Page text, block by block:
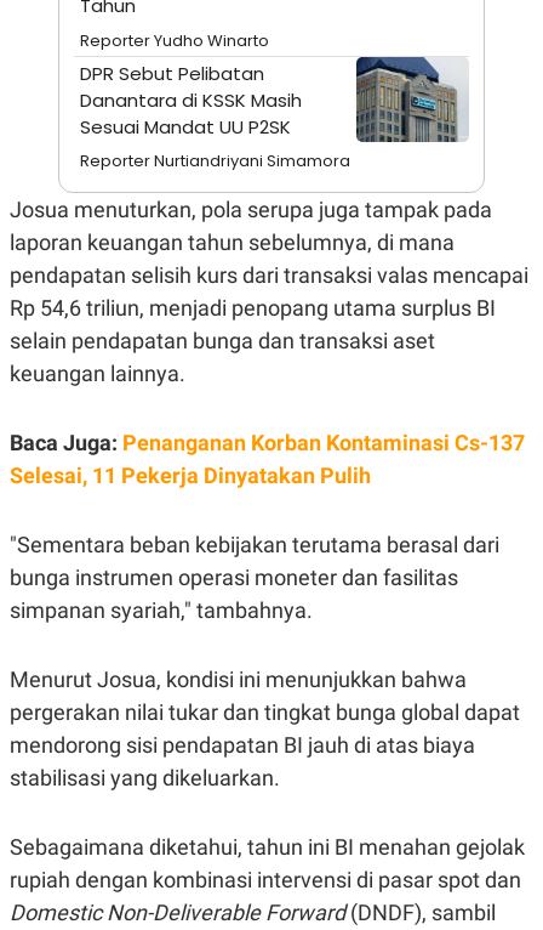
I
A
N
L
S
T
A
R
I
KANAL
S
A
T
D
A
G
E
S
O
N
T
A
I
P
S
U
JARINGAN
Tahun
Reporter Yudho Winarto
DPR Sebut Pelibatan
Danantara di KSSK Masih
Sesuai Mandat UU P2SK
Reporter Nurtiandriyani Simamora
Josua menuturkan, pola serupa juga tampak pada
laporan keuangan tahun sebelumnya, di mana
pendapatan selisih kurs dari transaksi valas mencapai
Rp 54,6 triliun, menjadi penopang utama surplus BI
selain pendapatan bunga dan transaksi aset
keuangan lainnya.
Baca Juga: Penanganan Korban Kontaminasi Cs-137
Selesai, 11 Pekerja Dinyatakan Pulih
"Sementara beban kebijakan terutama berasal dari
bunga instrumen operasi moneter dan fasilitas
simpanan syariah," tambahnya.
Menurut Josua, kondisi ini menunjukkan bahwa
pergerakan nilai tukar dan tingkat bunga global dapat
mendorong sisi pendapatan BI jauh di atas biaya
stabilisasi yang dikeluarkan.
Sebagaimana diketahui, tahun ini BI menahan gejolak
rupiah dengan kombinasi intervensi di pasar spot dan
Domestic Non-Deliverable Forward(DNDF), sambil